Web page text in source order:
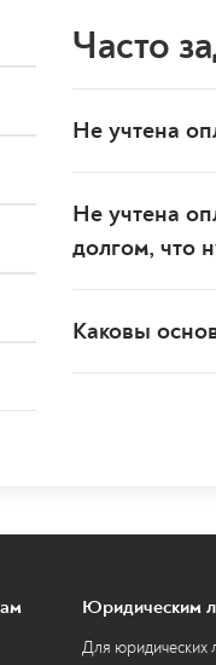
Часто
Не учтена
Не учтена
долгом, что
Каковы
Юридическим
Для юридических